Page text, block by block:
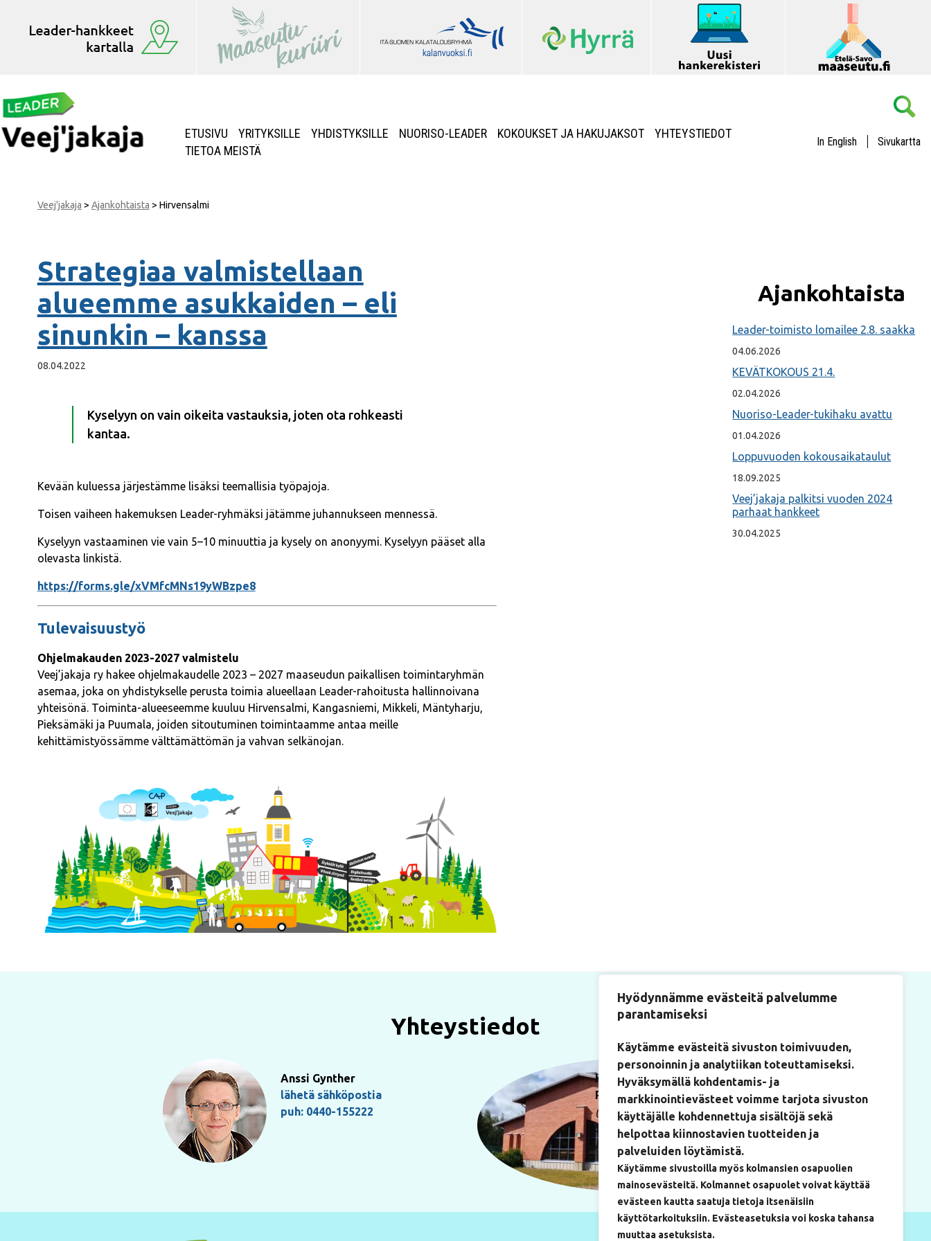
Hyödynnämme evästeitä palvelumme
parantamiseksi
Käytämme evästeitä sivuston toimivuuden,
personoinnin ja analytiikan toteuttamiseksi.
Hyväksymällä kohdentamis- ja
markkinointievästeet voimme tarjota sivuston
käyttäjälle kohdennettuja sisältöjä sekä
helpottaa kiinnostavien tuotteiden ja
palveluiden löytämistä.
Käytämme sivustoilla myös kolmansien osapuolien
mainosevästeitä. Kolmannet osapuolet voivat käyttää
evästeen kautta saatuja tietoja itsenäisiin
käyttötarkoituksiin. Evästeasetuksia voi koska tahansa
muuttaa asetuksista.
ETUSIVU YRITYKSILLE YHDISTYKSILLE NUORISO-LEADER KOKOUKSET JA HAKUJAKSOT
YHTEYSTIEDOT
TIETOA MEISTÄ
In English Sivukartta
Veej'jakaja > Ajankohtaista > Hirvensalmi
Strategiaa valmistellaan
alueemme asukkaiden – eli
sinunkin – kanssa
08.04.2022
Kyselyyn on vain oikeita vastauksia, joten ota rohkeasti
kantaa.
Kevään kuluessa järjestämme lisäksi teemallisia työpajoja.
Toisen vaiheen hakemuksen Leader-ryhmäksi jätämme juhannukseen mennessä.
Kyselyyn vastaaminen vie vain 5–10 minuuttia ja kysely on anonyymi. Kyselyyn pääset alla
olevasta linkistä.
https://forms.gle/xVMfcMNs19yWBzpe8
Tulevaisuustyö
Ohjelmakauden 2023-2027 valmistelu
Veej’jakaja ry hakee ohjelmakaudelle 2023 – 2027 maaseudun paikallisen toimintaryhmän
asemaa, joka on yhdistykselle perusta toimia alueellaan Leader-rahoitusta hallinnoivana
yhteisönä. Toiminta-alueeseemme kuuluu Hirvensalmi, Kangasniemi, Mikkeli, Mäntyharju,
Pieksämäki ja Puumala, joiden sitoutuminen toimintaamme antaa meille
kehittämistyössämme välttämättömän ja vahvan selkänojan.
Ajankohtaista
Leader-toimisto lomailee 2.8. saakka
04.06.2026
KEVÄTKOKOUS 21.4.
02.04.2026
Nuoriso-Leader-tukihaku avattu
01.04.2026
Loppuvuoden kokousaikataulut
18.09.2025
Veej’jakaja palkitsi vuoden 2024
parhaat hankkeet
30.04.2025
Yhteystiedot
Anssi Gynther
lähetä sähköpostia
puh: 0440-155222
Käyntiosoite
Paukkulantie 22
(Artium-rakennus, huone 219)
50170 Mikkeli